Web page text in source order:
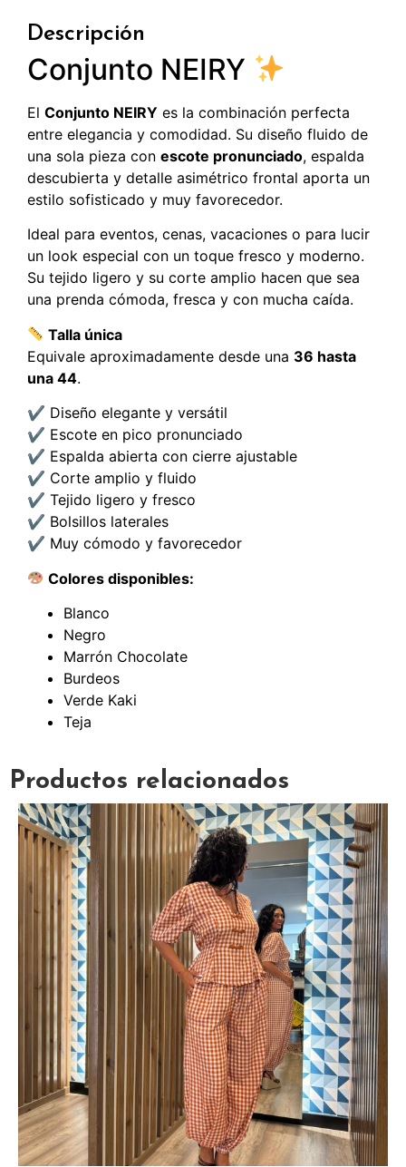
Descripción
Conjunto NEIRY
El Conjunto NEIRY es la combinación perfecta
entre elegancia y comodidad. Su diseño fluido de
una sola pieza con escote pronunciado, espalda
descubierta y detalle asimétrico frontal aporta un
estilo sofisticado y muy favorecedor.
Ideal para eventos, cenas, vacaciones o para lucir
un look especial con un toque fresco y moderno.
Su tejido ligero y su corte amplio hacen que sea
una prenda cómoda, fresca y con mucha caída.
Talla única
Equivale aproximadamente desde una 36 hasta
una 44.
✔ Diseño elegante y versátil
✔ Escote en pico pronunciado
✔ Espalda abierta con cierre ajustable
✔ Corte amplio y fluido
✔ Tejido ligero y fresco
✔ Bolsillos laterales
✔ Muy cómodo y favorecedor
Colores disponibles:
Blanco
Negro
Marrón Chocolate
Burdeos
Verde Kaki
Teja
Productos relacionados